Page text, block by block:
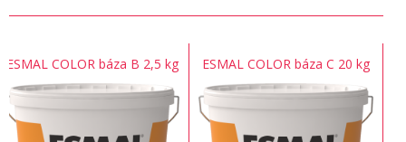
ESMAL COLOR báza B 2,5 kg ESMAL COLOR báza C 20 kg